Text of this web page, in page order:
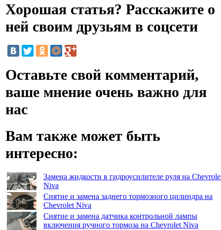
Хорошая статья? Расскажите о
ней своим друзьям в соцсети
Оставьте свой комментарий,
ваше мнение очень важно для
нас
Вам также может быть
интересно:
Замена жидкости в гидроусилителе руля на
Niva
Снятие и замена заднего тормозного цилиндра на
Chevrolet Niva
Снятие и замена датчика контрольной лампы
включения ручного тормоза на Chevrolet Niva